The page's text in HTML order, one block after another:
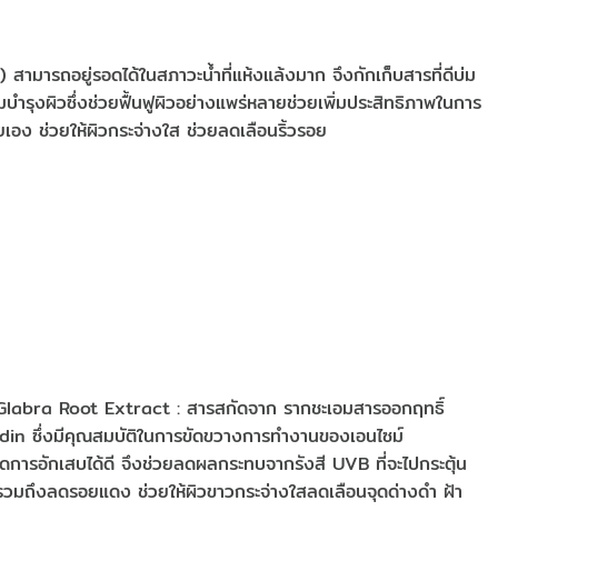
สามารถอยู่รอดได้ในสภาวะน้ำที่แห้งแล้งมาก จึงกักเก็บสารที่ดีบ่ม
ำรุงผิวซึ่งช่วยฟื้นฟูผิวอย่างแพร่หลายช่วยเพิ่มประสิทธิภาพในการ
ง ช่วยให้ผิวกระจ่างใส ช่วยลดเลือนริ้วรอย
Root Extract : สารสกัดจาก รากชะเอมสารออกฤทธิ์
ซึ่งมีคุณสมบัติในการขัดขวางการทำงานของเอนไซม์
ารอักเสบได้ดี จึงช่วยลดผลกระทบจากรังสี UVB ที่จะไปกระตุ้น
มถึงลดรอยแดง ช่วยให้ผิวขาวกระจ่างใสลดเลือนจุดด่างดำ ฝ้า